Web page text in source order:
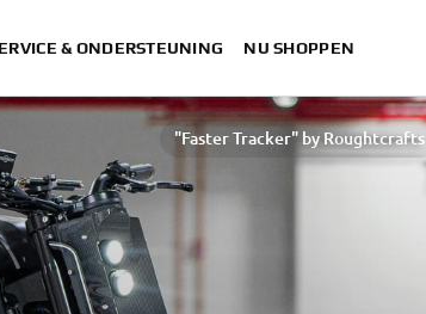
& ONDERSTEUNING NU SHOPPEN
"Faster Tracker" by Roughtcrafts